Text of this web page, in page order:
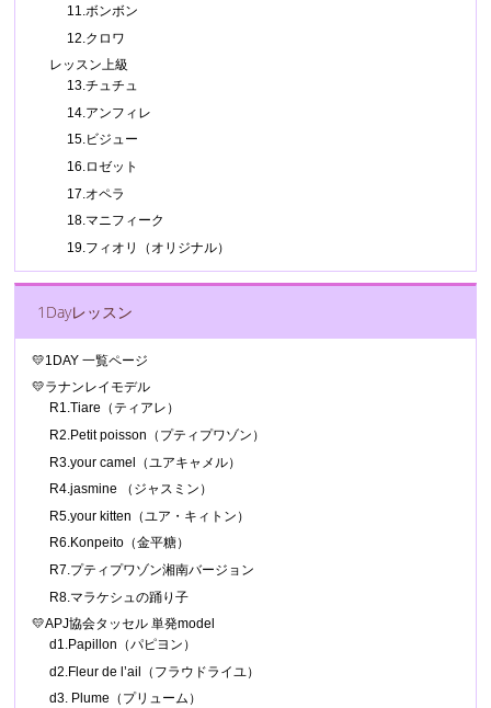
11.ボンボン
12.クロワ
レッスン上級
13.チュチュ
14.アンフィレ
15.ビジュー
16.ロゼット
17.オペラ
18.マニフィーク
19.フィオリ（オリジナル）
1Dayレッスン
💛1DAY 一覧ページ
💛ラナンレイモデル
R1.Tiare（ティアレ）
R2.Petit poisson（プティプワゾン）
R3.your camel（ユアキャメル）
R4.jasmine （ジャスミン）
R5.your kitten（ユア・キィトン）
R6.Konpeito（金平糖）
R7.プティプワゾン湘南バージョン
R8.マラケシュの踊り子
💛APJ協会タッセル 単発model
d1.Papillon（パピヨン）
d2.Fleur de l’ail（フラウドライユ）
d3. Plume（プリューム）